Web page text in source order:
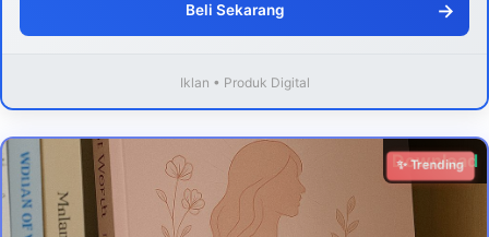
Beli Sekarang →
Iklan • Produk Digital
Download
✨ Trending